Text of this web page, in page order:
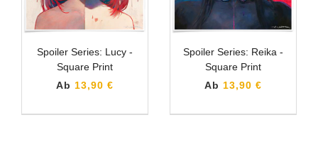
Spoiler Series: Lucy -
Square Print
Ab 13,90 €
Spoiler Series: Reika -
Square Print
Ab 13,90 €